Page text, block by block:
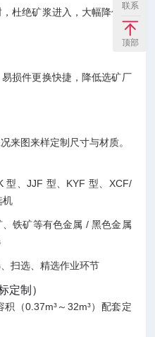
杜绝矿浆进入，大幅降低停
损件更换快捷，降低选矿厂
来图来样定制尺寸与材质。
型、JJF 型、KYF 型、XCF/
机
铁矿等有色金属 / 黑色金属
扫选、精选作业环节
定制）
（0.37m³～32m³）配套定
联系
顶部